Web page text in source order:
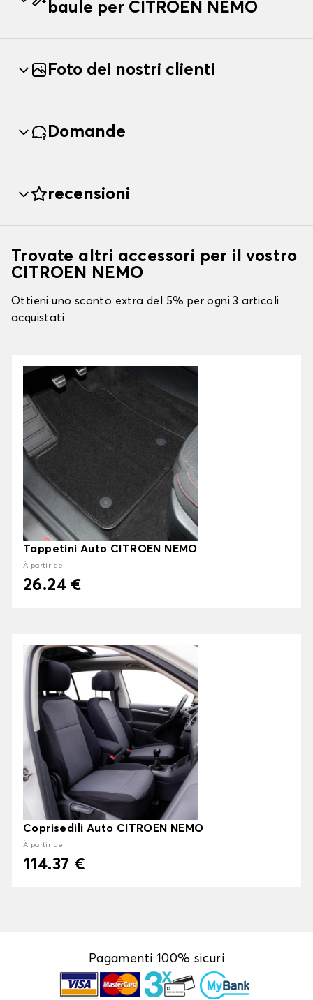
baule per CITROEN NEMO
Foto dei nostri clienti
Domande
recensioni
Trovate altri accessori per il vostro
CITROEN NEMO
Ottieni uno sconto extra del 5% per ogni 3 articoli
acquistati
Tappetini Auto CITROEN NEMO
À partir de
26.24 €
Coprisedili Auto CITROEN NEMO
À partir de
114.37 €
Pagamenti 100% sicuri